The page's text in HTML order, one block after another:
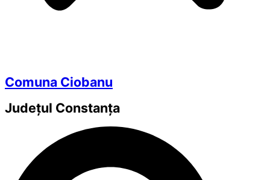
Comuna Ciobanu
Județul Constanța